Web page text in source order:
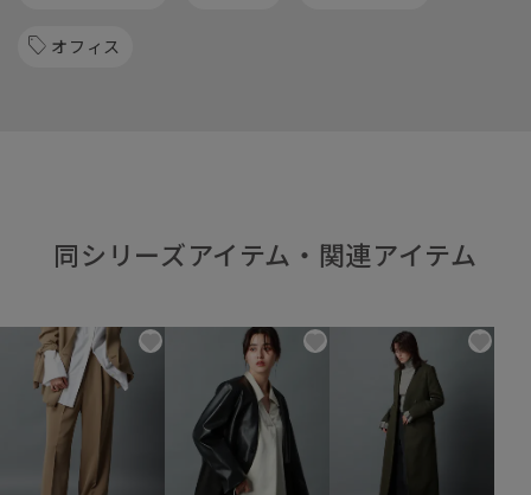
オフィス
同シリーズアイテム・関連アイテム